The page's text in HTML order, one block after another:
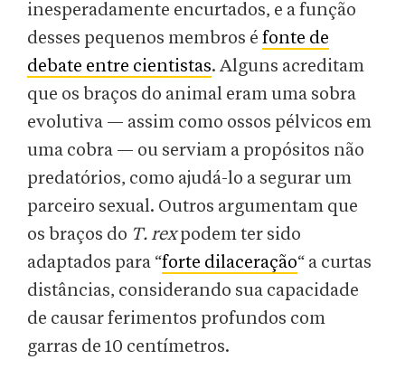
inesperadamente encurtados, e a função
desses pequenos membros é fonte de
debate entre cientistas. Alguns acreditam
que os braços do animal eram uma sobra
evolutiva — assim como ossos pélvicos em
uma cobra — ou serviam a propósitos não
predatórios, como ajudá-lo a segurar um
parceiro sexual. Outros argumentam que
os braços do T. rexpodem ter sido
adaptados para “forte dilaceração“ a curtas
distâncias, considerando sua capacidade
de causar ferimentos profundos com
garras de 10 centímetros.